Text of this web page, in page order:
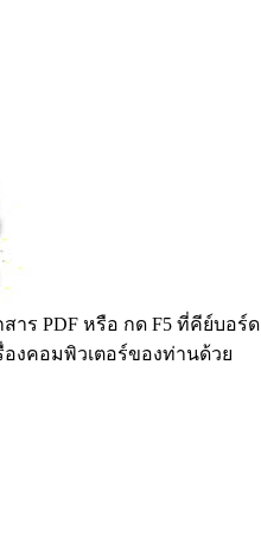
าร PDF หรือ กด F5 ที่คีย์บอร์ด
งคอมพิวเตอร์ของท่านด้วย